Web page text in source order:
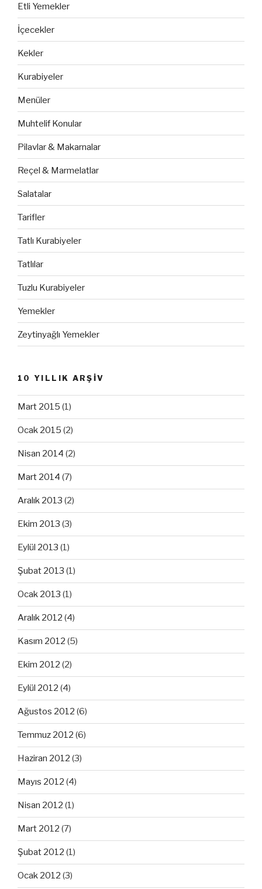
Etli Yemekler
İçecekler
Kekler
Kurabiyeler
Menüler
Muhtelif Konular
Pilavlar & Makarnalar
Reçel & Marmelatlar
Salatalar
Tarifler
Tatlı Kurabiyeler
Tatlılar
Tuzlu Kurabiyeler
Yemekler
Zeytinyağlı Yemekler
10 YILLIK ARŞİV
Mart 2015 (1)
Ocak 2015 (2)
Nisan 2014 (2)
Mart 2014 (7)
Aralık 2013 (2)
Ekim 2013 (3)
Eylül 2013 (1)
Şubat 2013 (1)
Ocak 2013 (1)
Aralık 2012 (4)
Kasım 2012 (5)
Ekim 2012 (2)
Eylül 2012 (4)
Ağustos 2012 (6)
Temmuz 2012 (6)
Haziran 2012 (3)
Mayıs 2012 (4)
Nisan 2012 (1)
Mart 2012 (7)
Şubat 2012 (1)
Ocak 2012 (3)